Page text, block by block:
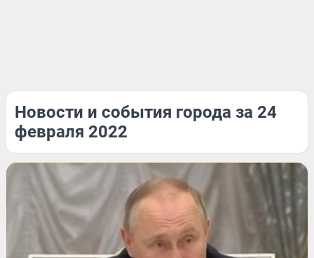
Новости и события города за 24
февраля 2022